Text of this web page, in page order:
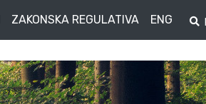
ZAKONSKA REGULATIVA ENG